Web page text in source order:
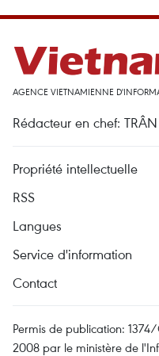
AGENCE VIETNAMIENNE
Rédacteur en chef:
Propriété intellectuelle
RSS
Langues
Service d'information
Contact
Permis de publication: 1374/
2008 par le ministère de